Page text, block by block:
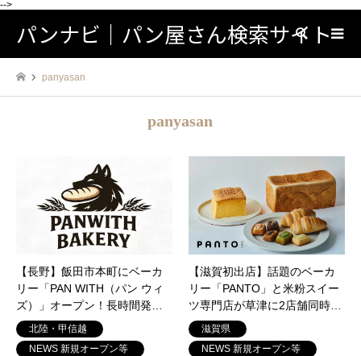
-->
パンナビ｜パン屋さん検索サイト検索
panyasan
panyasan
【長野】飯田市本町にベーカ
リー「PAN WITH（パン ウィ
ズ）」オープン！長時間発酵
のハード系パンと日常に寄り
添うお店
北陸・甲信越
NEWS 新規オープン等
【滋賀初出店】話題のベーカ
リー「PANTO」と米粉スイー
ツ専門店が草津に2店舗同時オ
ープン！こだわりパン＆おす
すめメニュー
滋賀県
NEWS 新規オープン等